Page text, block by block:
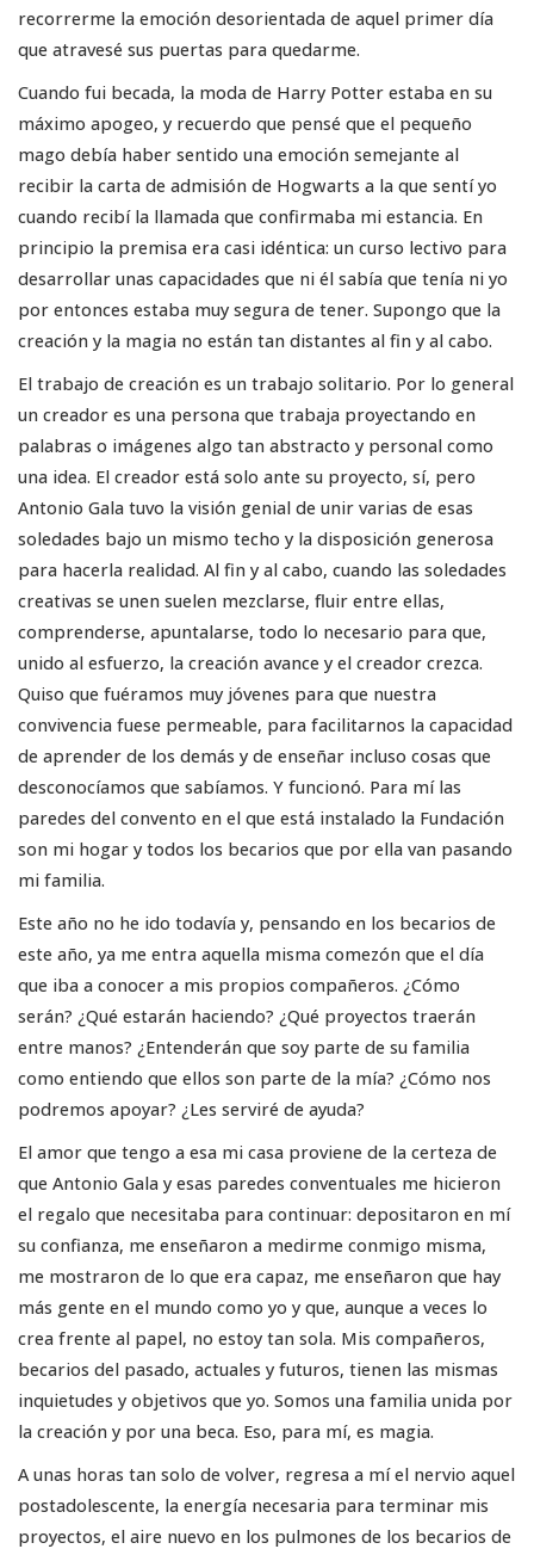
recorrerme la emoción desorientada de aquel primer día
que atravesé sus puertas para quedarme.
Cuando fui becada, la moda de Harry Potter estaba en su
máximo apogeo, y recuerdo que pensé que el pequeño
mago debía haber sentido una emoción semejante al
recibir la carta de admisión de Hogwarts a la que sentí yo
cuando recibí la llamada que confirmaba mi estancia. En
principio la premisa era casi idéntica: un curso lectivo para
desarrollar unas capacidades que ni él sabía que tenía ni yo
por entonces estaba muy segura de tener. Supongo que la
creación y la magia no están tan distantes al fin y al cabo.
El trabajo de creación es un trabajo solitario. Por lo general
un creador es una persona que trabaja proyectando en
palabras o imágenes algo tan abstracto y personal como
una idea. El creador está solo ante su proyecto, sí, pero
Antonio Gala tuvo la visión genial de unir varias de esas
soledades bajo un mismo techo y la disposición generosa
para hacerla realidad. Al fin y al cabo, cuando las soledades
creativas se unen suelen mezclarse, fluir entre ellas,
comprenderse, apuntalarse, todo lo necesario para que,
unido al esfuerzo, la creación avance y el creador crezca.
Quiso que fuéramos muy jóvenes para que nuestra
convivencia fuese permeable, para facilitarnos la capacidad
de aprender de los demás y de enseñar incluso cosas que
desconocíamos que sabíamos. Y funcionó. Para mí las
paredes del convento en el que está instalado la Fundación
son mi hogar y todos los becarios que por ella van pasando
mi familia.
Este año no he ido todavía y, pensando en los becarios de
este año, ya me entra aquella misma comezón que el día
que iba a conocer a mis propios compañeros. ¿Cómo
serán? ¿Qué estarán haciendo? ¿Qué proyectos traerán
entre manos? ¿Entenderán que soy parte de su familia
como entiendo que ellos son parte de la mía? ¿Cómo nos
podremos apoyar? ¿Les serviré de ayuda?
El amor que tengo a esa mi casa proviene de la certeza de
que Antonio Gala y esas paredes conventuales me hicieron
el regalo que necesitaba para continuar: depositaron en mí
su confianza, me enseñaron a medirme conmigo misma,
me mostraron de lo que era capaz, me enseñaron que hay
más gente en el mundo como yo y que, aunque a veces lo
crea frente al papel, no estoy tan sola. Mis compañeros,
becarios del pasado, actuales y futuros, tienen las mismas
inquietudes y objetivos que yo. Somos una familia unida por
la creación y por una beca. Eso, para mí, es magia.
A unas horas tan solo de volver, regresa a mí el nervio aquel
postadolescente, la energía necesaria para terminar mis
proyectos, el aire nuevo en los pulmones de los becarios de